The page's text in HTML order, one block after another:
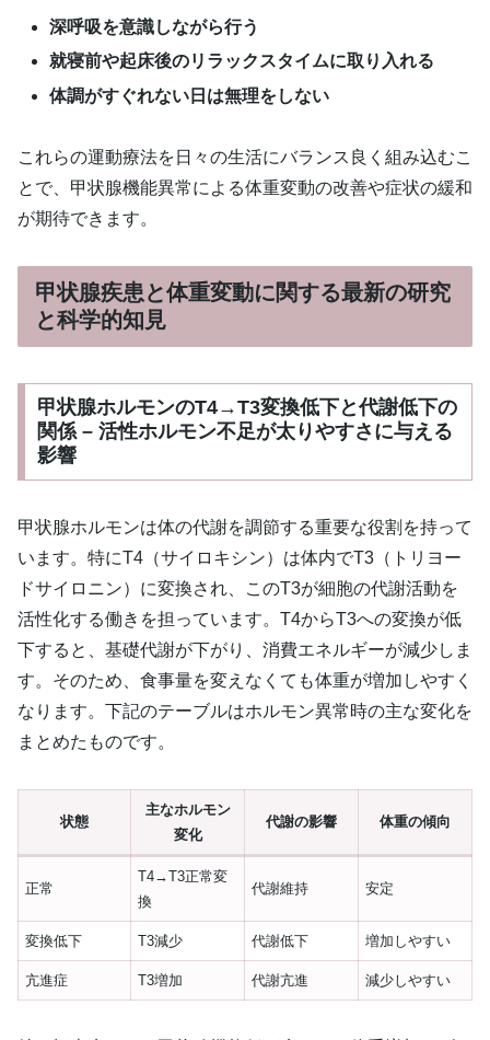
深呼吸を意識しながら行う
就寝前や起床後のリラックスタイムに取り入れる
体調がすぐれない日は無理をしない
これらの運動療法を日々の生活にバランス良く組み込むこ
とで、甲状腺機能異常による体重変動の改善や症状の緩和
が期待できます。
甲状腺疾患と体重変動に関する最新の研究
と科学的知見
甲状腺ホルモンのT4→T3変換低下と代謝低下の
関係 – 活性ホルモン不足が太りやすさに与える
影響
甲状腺ホルモンは体の代謝を調節する重要な役割を持って
います。特にT4（サイロキシン）は体内でT3（トリヨー
ドサイロニン）に変換され、このT3が細胞の代謝活動を
活性化する働きを担っています。T4からT3への変換が低
下すると、基礎代謝が下がり、消費エネルギーが減少しま
す。そのため、食事量を変えなくても体重が増加しやすく
なります。下記のテーブルはホルモン異常時の主な変化を
まとめたものです。
状態
主なホルモン
変化
代謝の影響 体重の傾向
正常
T4→T3正常変
換
代謝維持 安定
変換低下 T3減少 代謝低下 増加しやすい
亢進症 T3増加 代謝亢進 減少しやすい